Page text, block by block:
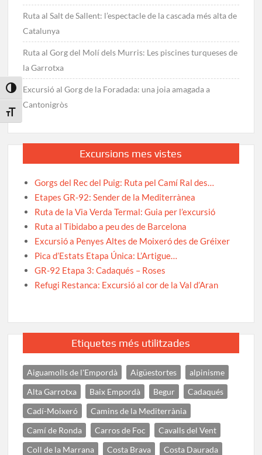
Toggle High Contrast
Toggle Font size
Ruta al Salt de Sallent: l’espectacle de la cascada més alta de
Catalunya
Ruta al Gorg del Molí dels Murris: Les piscines turqueses de
la Garrotxa
Excursió al Gorg de la Foradada: una joia amagada a
Cantonigròs
Excursions mes vistes
Gorgs del Rec del Puig: Ruta pel Camí Ral des…
Etapes GR-92: Sender de la Mediterrànea
Ruta de la Via Verda Termal: Guia per l’excursió
Ruta al Tibidabo a peu des de Barcelona
Excursió a Penyes Altes de Moixeró des de Gréixer
Pica d’Estats Etapa Única: L’Artigue…
GR-92 Etapa 3: Cadaqués – Roses
Refugi Restanca: Excursió al cor de la Val d’Aran
Etiquetes més utilitzades
Aiguamolls de l'Empordà Aigüestortes
alpinisme
Alta Garrotxa
Baix Empordà Begur
Cadaqués
Cadí-Moixeró
Camins de la Mediterrània
Camí de Ronda
Carros de Foc
Cavalls del Vent
Coll de la Marrana
Costa Brava
Costa Daurada